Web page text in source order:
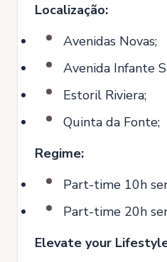
Localização:
Avenidas Novas;
Avenida Infante
Estoril Riviera;
Quinta da Fonte;
Regime:
Part-time 10h
Part-time 20h
Elevate your